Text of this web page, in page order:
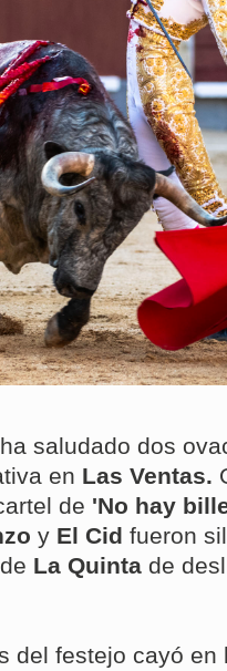
ha saludado dos
en Las Ventas.
de 'No hay
y El Cid fueron
La Quinta de
del festejo cayó en